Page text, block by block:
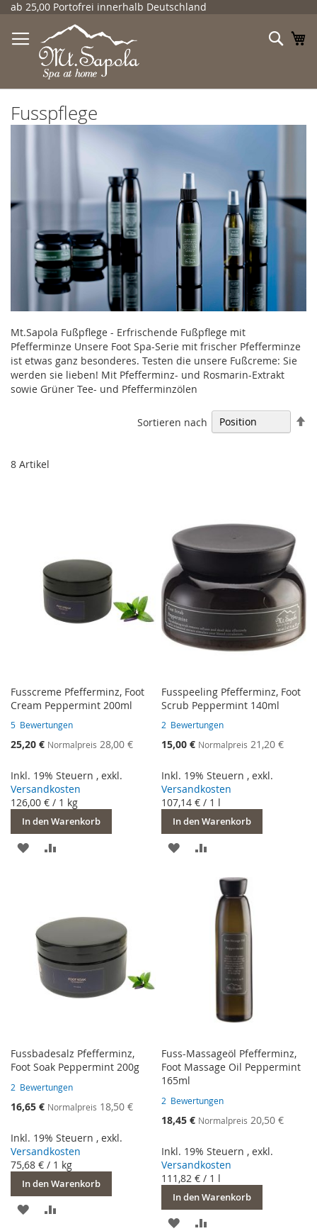
Direkt
Inhalt
ab 25,00 Portofrei innerhalb Deutschland
Fusspflege
Mt.Sapola Fußpflege - Erfrischende Fußpflege mit
Pfefferminze Unsere Foot Spa-Serie mit frischer Pfefferminze
ist etwas ganz besonderes. Testen die unsere Fußcreme: Sie
werden sie lieben! Mit Pfefferminz- und Rosmarin-Extrakt
sowie Grüner Tee- und Pfefferminzölen
8 Artikel
Sortieren nach
Fusscreme Pfefferminz, Foot
Cream Peppermint 200ml
5 Bewertungen
Sonderangebot
25,20 € Normalpreis 28,00 €
Inkl. 19% Steuern , exkl.
Versandkosten
126,00 € / 1 kg
In den Warenkorb
ZUR
Fusspeeling Pfefferminz, Foot
Scrub Peppermint 140ml
2 Bewertungen
Sonderangebot
15,00 € Normalpreis 21,20 €
Inkl. 19% Steuern ,exkl.
Versandkosten
107,14 € / 1 l
In den Warenkorb
ZUR
HINZUFÜGEN
HINZUFÜGEN
Fussbadesalz Pfefferminz,
Foot Soak Peppermint 200g
2 Bewertungen
Sonderangebot
16,65 € Normalpreis 18,50 €
Inkl. 19% Steuern , exkl.
Versandkosten
75,68 € / 1 kg
In den Warenkorb
ZUR
Fuss-Massageöl Pfefferminz,
Foot Massage Oil Peppermint
165ml
2 Bewertungen
Sonderangebot
18,45 € Normalpreis 20,50 €
Inkl. 19% Steuern ,exkl.
Versandkosten
111,82 € / 1 l
In den Warenkorb
ZUR